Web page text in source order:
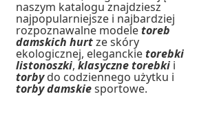
naszym katalogu znajdziesz
najpopularniejsze i najbardziej
rozpoznawalne modeletoreb
damskich hurtze skóry
ekologicznej, eleganckietorebki
listonoszki,klasyczne torebki i
torbydo codziennego użytku i
torby damskiesportowe.